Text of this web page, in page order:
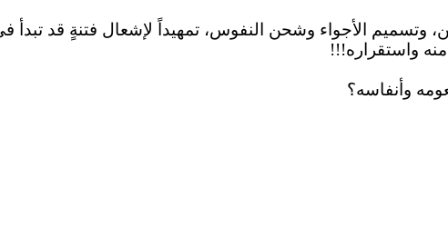
وتسميم الأجواء وشحن النفوس، تمهيداً لإشعال فتنةٍ قد تبدأ
واستقراره!!!
وأنفاسه؟